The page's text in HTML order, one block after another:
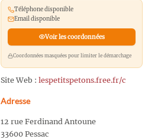
Téléphone disponible
Email disponible
Voir les coordonnées
Coordonnées masquées pour limiter le démarchage
Site Web : lespetitspetons.free.fr/c
Adresse
12 rue Ferdinand Antoune
33600 Pessac